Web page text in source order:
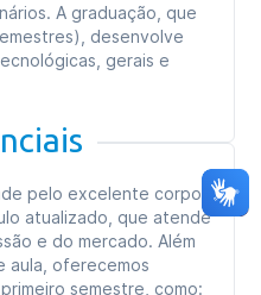
A graduação, que
desenvolve
gerais e
pelo excelente corpo
atualizado, que atende
e do mercado. Além
aula, oferecemos
semestre, como: